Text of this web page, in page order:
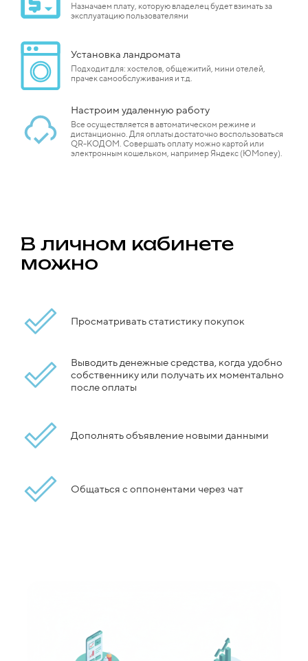
Назначаем плату, которую владелец будет взимать за
эксплуатацию пользователями
Установка ландромата
Подходит для: хостелов, общежитий, мини отелей,
прачек самообслуживания и т.д.
Настроим удаленную работу
Все осуществляется в автоматическом режиме и
дистанционно. Для оплаты достаточно воспользоваться
QR-КОДОМ. Совершать оплату можно картой или
электронным кошельком, например Яндекс (ЮMoney).
В личном кабинете
можно
Просматривать статистику покупок
Выводить денежные средства, когда удобно
собственнику или получать их моментально
после оплаты
Дополнять объявление новыми данными
Общаться с оппонентами через чат